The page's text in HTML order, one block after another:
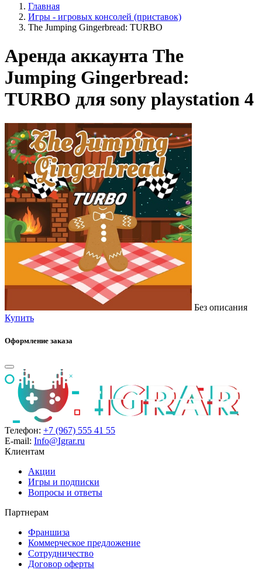
Главная
Игры - игровых консолей (приставок)
The Jumping Gingerbread: TURBO
Аренда аккаунта The
Jumping Gingerbread:
TURBO для sony playstation 4
Без описания
Купить
Оформление заказа
Телефон: +7 (967) 555 41 55
E-mail: Info@Igrar.ru
Клиентам
Акции
Игры и подписки
Вопросы и ответы
Партнерам
Франшиза
Коммерческое предложение
Сотрудничество
Договор оферты